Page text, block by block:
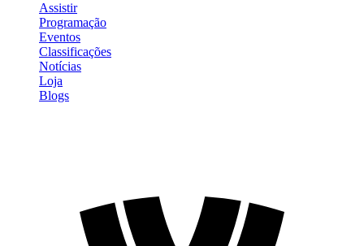
Assistir
Programação
Eventos
Classificações
Notícias
Loja
Blogs